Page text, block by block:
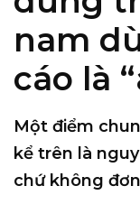
nam
cáo là
Một điểm
kể trên là
chứ không